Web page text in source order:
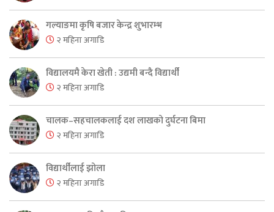
गल्याङमा कृषि बजार केन्द्र शुभारम्भ
२ महिना अगाडि
विद्यालयमै केरा खेती : उद्यमी बन्दै विद्यार्थी
२ महिना अगाडि
चालक–सहचालकलाई दश लाखको दुर्घटना बिमा
२ महिना अगाडि
विद्यार्थीलाई झोला
२ महिना अगाडि